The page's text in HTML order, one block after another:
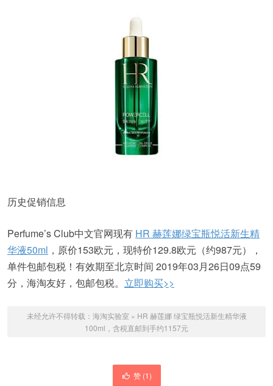
历史促销信息
Perfume’s Club中文官网现有 HR 赫莲娜绿宝瓶悦活新生精
华液50ml ，原价153欧元，现特价129.8欧元（约987元），
单件包邮包税！有效期至北京时间 2019年03月26日09点59
分，海淘友好，包邮包税。 立即购买>>
未经允许不得转载： 海淘实验室 » HR 赫莲娜 绿宝瓶悦活新生精华液
100ml，含税直邮到手约1157元
赞 (1)